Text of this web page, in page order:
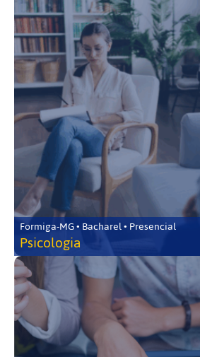
Formiga-MG • Bacharel • Presencial
Psicologia